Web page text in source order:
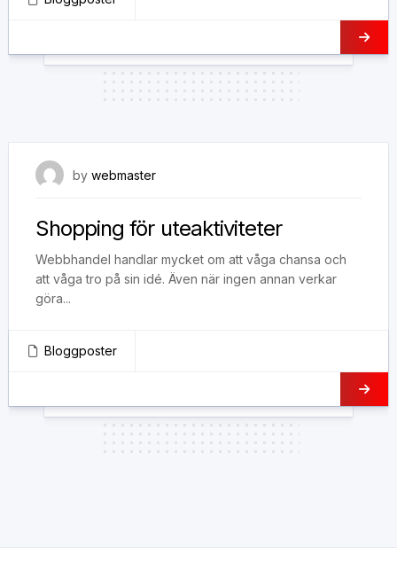
by webmaster
Shopping för uteaktiviteter
Webbhandel handlar mycket om att våga chansa och
att våga tro på sin idé. Även när ingen annan verkar
göra...
Bloggposter